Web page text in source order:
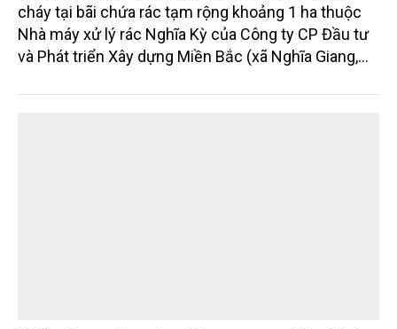
cháy tại bãi chứa rác tạm rộng khoảng 1 ha thuộc
Nhà máy xử lý rác Nghĩa Kỳ của Công ty CP Đầu tư
và Phát triển Xây dựng Miền Bắc (xã Nghĩa Giang,